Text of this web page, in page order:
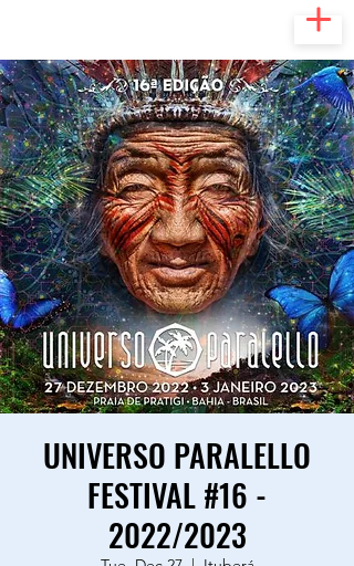
UNIVERSO PARALELLO
FESTIVAL #16 -
2022/2023